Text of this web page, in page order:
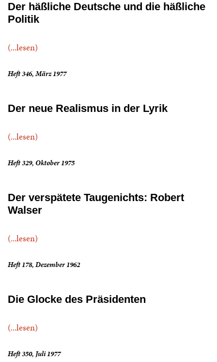
Der häßliche Deutsche und die häßliche
Politik
(...lesen)
Heft 346, März 1977
Der neue Realismus in der Lyrik
(...lesen)
Heft 329, Oktober 1975
Der verspätete Taugenichts: Robert
Walser
(...lesen)
Heft 178, Dezember 1962
Die Glocke des Präsidenten
(...lesen)
Heft 350, Juli 1977